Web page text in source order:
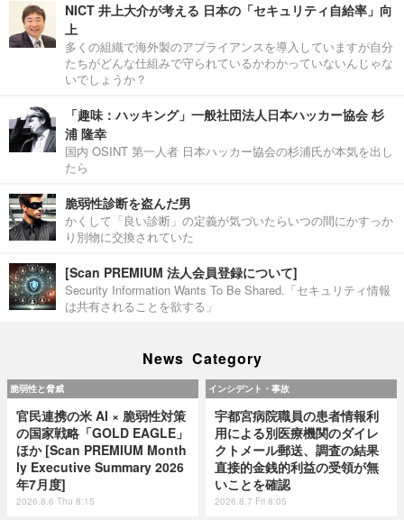
NICT 井上大介が考える 日本の「セキュリティ自給率」向
上
多くの組織で海外製のアプライアンスを導入していますが自分
たちがどんな仕組みで守られているかわかっていないんじゃな
いでしょうか？
「趣味：ハッキング」一般社団法人日本ハッカー協会 杉
浦 隆幸
国内 OSINT 第一人者 日本ハッカー協会の杉浦氏が本気を出し
たら
脆弱性診断を盗んだ男
かくして「良い診断」の定義が気づいたらいつの間にかすっか
り別物に交換されていた
[Scan PREMIUM 法人会員登録について]
Security Information Wants To Be Shared.「セキュリティ情報
は共有されることを欲する」
News Category
脆弱性と脅威
官民連携の米 AI × 脆弱性対策
の国家戦略「GOLD EAGLE」
ほか [Scan PREMIUM Month
ly Executive Summary 2026
年7月度]
2026.8.6 Thu 8:15
インシデント・事故
宇都宮病院職員の患者情報利
用による別医療機関のダイレ
クトメール郵送、調査の結果
直接的金銭的利益の受領が無
いことを確認
2026.8.7 Fri 8:05